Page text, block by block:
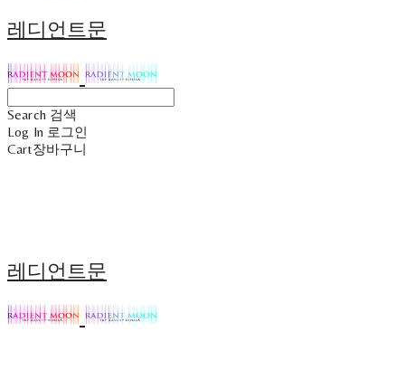
레디언트문
Search 검색
Log In 로그인
Cart장바구니
레디언트문